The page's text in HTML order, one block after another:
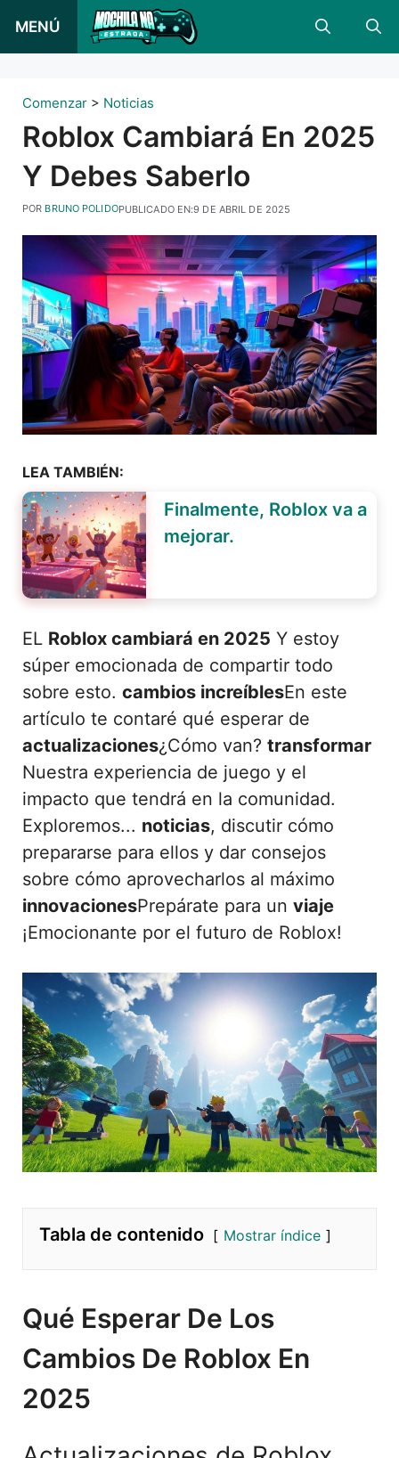
MENÚ
Comenzar > Noticias
Roblox Cambiará En 2025
Y Debes Saberlo
PUBLICADO EN:9 DE ABRIL DE 2025
POR BRUNO POLIDO
LEA TAMBIÉN:
Finalmente, Roblox va a
mejorar.
EL Roblox cambiará en 2025 Y estoy
súper emocionada de compartir todo
sobre esto. cambios increíblesEn este
artículo te contaré qué esperar de
actualizaciones¿Cómo van? transformar
Nuestra experiencia de juego y el
impacto que tendrá en la comunidad.
Exploremos... noticias, discutir cómo
prepararse para ellos y dar consejos
sobre cómo aprovecharlos al máximo
innovacionesPrepárate para un viaje
¡Emocionante por el futuro de Roblox!
Tabla de contenido Mostrar índice
Qué Esperar De Los
Cambios De Roblox En
2025